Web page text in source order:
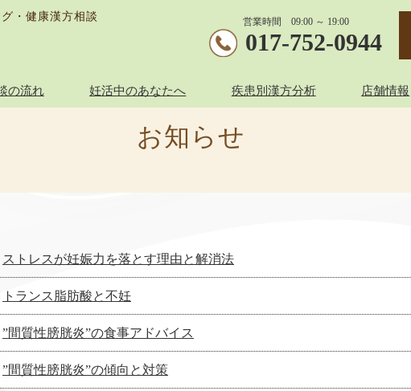
・健康漢方相談 営業時間 09:00 ～ 19:00
017-752-0944
の流れ 妊活中のあなたへ 疾患別漢方分析 店舗情報
お知らせ
ストレスが妊娠力を落とす理由と解消法
トランス脂肪酸と不妊
”間質性膀胱炎”の食事アドバイス
”間質性膀胱炎”の傾向と対策